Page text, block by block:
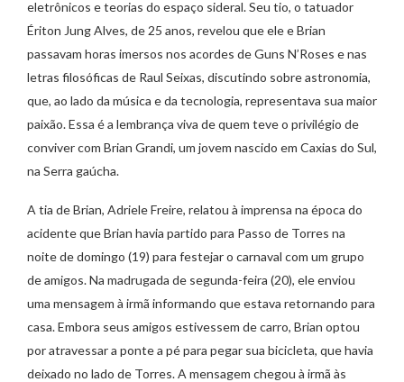
eletrônicos e teorias do espaço sideral. Seu tio, o tatuador
Ériton Jung Alves, de 25 anos, revelou que ele e Brian
passavam horas imersos nos acordes de Guns N’Roses e nas
letras filosóficas de Raul Seixas, discutindo sobre astronomia,
que, ao lado da música e da tecnologia, representava sua maior
paixão. Essa é a lembrança viva de quem teve o privilégio de
conviver com Brian Grandi, um jovem nascido em Caxias do Sul,
na Serra gaúcha.
A tia de Brian, Adriele Freire, relatou à imprensa na época do
acidente que Brian havia partido para Passo de Torres na
noite de domingo (19) para festejar o carnaval com um grupo
de amigos. Na madrugada de segunda-feira (20), ele enviou
uma mensagem à irmã informando que estava retornando para
casa. Embora seus amigos estivessem de carro, Brian optou
por atravessar a ponte a pé para pegar sua bicicleta, que havia
deixado no lado de Torres. A mensagem chegou à irmã às